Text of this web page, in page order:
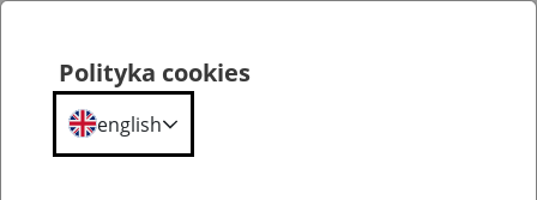
Polityka cookies
english